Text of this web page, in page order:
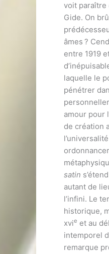
voit paraître
Gide. On
âmes ?
entre 1919
laquelle le
pénétrer
amour pour
de création
satin
autant de
l’infini. Le
historique,
xvie et au
intemporel
remarque